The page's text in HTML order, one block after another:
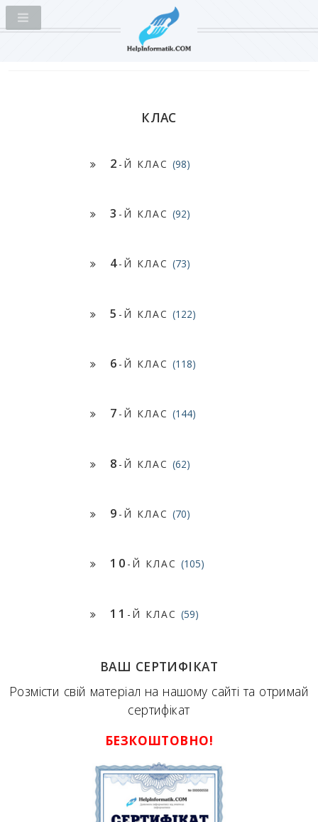
КЛАС
2 -Й КЛАС (98)
3 -Й КЛАС (92)
4-Й КЛАС (73)
5 -Й КЛАС (122)
6 -Й КЛАС (118)
7 -Й КЛАС (144)
8 -Й КЛАС (62)
9 -Й КЛАС (70)
10 -Й КЛАС (105)
11 -Й КЛАС (59)
ВАШ СЕРТИФІКАТ
Розмісти свій матеріал на нашому сайті та отримай
сертифікат
БЕЗКОШТОВНО!